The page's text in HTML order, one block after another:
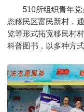
510所组织青年
态移民区富民新村，
览等形式拓宽移民村
科普图书，以多种方